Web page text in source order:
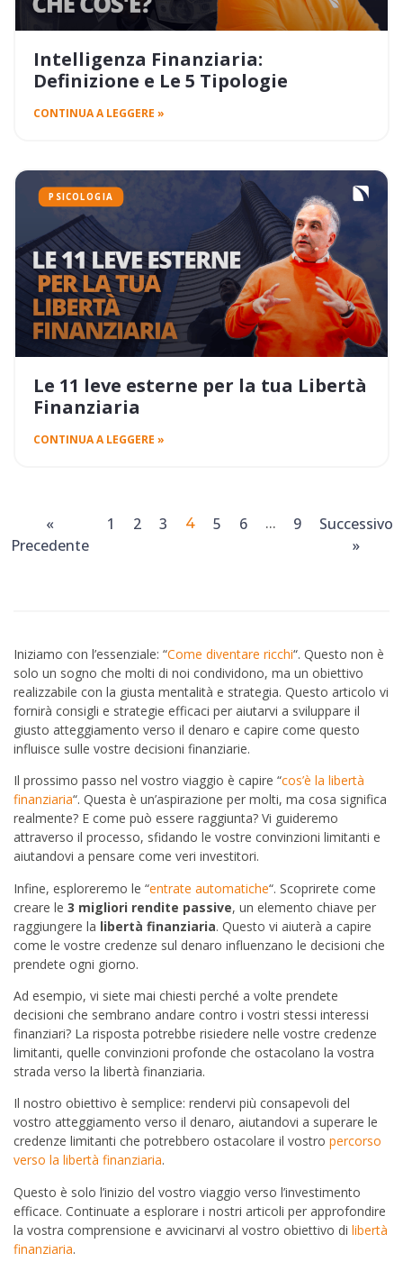
Intelligenza Finanziaria:
Definizione e Le 5 Tipologie
CONTINUA A LEGGERE »
PSICOLOGIA
Le 11 leve esterne per la tua Libertà
Finanziaria
CONTINUA A LEGGERE »
«
Precedente
1 2 3 4 5 6 … 9
Successivo
»
Iniziamo con l’essenziale: “Come diventare ricchi“. Questo non è
solo un sogno che molti di noi condividono, ma un obiettivo
realizzabile con la giusta mentalità e strategia. Questo articolo vi
fornirà consigli e strategie efficaci per aiutarvi a sviluppare il
giusto atteggiamento verso il denaro e capire come questo
influisce sulle vostre decisioni finanziarie.
Il prossimo passo nel vostro viaggio è capire “cos’è la libertà
finanziaria“. Questa è un’aspirazione per molti, ma cosa significa
realmente? E come può essere raggiunta? Vi guideremo
attraverso il processo, sfidando le vostre convinzioni limitanti e
aiutandovi a pensare come veri investitori.
Infine, esploreremo le “entrate automatiche“. Scoprirete come
creare le 3 migliori rendite passive, un elemento chiave per
raggiungere la libertà finanziaria. Questo vi aiuterà a capire
come le vostre credenze sul denaro influenzano le decisioni che
prendete ogni giorno.
Ad esempio, vi siete mai chiesti perché a volte prendete
decisioni che sembrano andare contro i vostri stessi interessi
finanziari? La risposta potrebbe risiedere nelle vostre credenze
limitanti, quelle convinzioni profonde che ostacolano la vostra
strada verso la libertà finanziaria.
Il nostro obiettivo è semplice: rendervi più consapevoli del
vostro atteggiamento verso il denaro, aiutandovi a superare le
credenze limitanti che potrebbero ostacolare il vostro percorso
verso la libertà finanziaria.
Questo è solo l’inizio del vostro viaggio verso l’investimento
efficace. Continuate a esplorare i nostri articoli per approfondire
la vostra comprensione e avvicinarvi al vostro obiettivo di libertà
finanziaria.